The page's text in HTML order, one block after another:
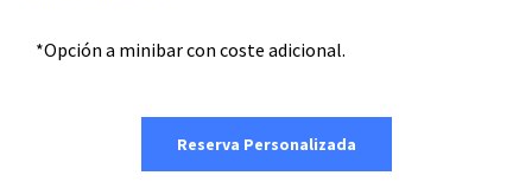
*Opción a minibar con coste adicional.
Reserva Personalizada